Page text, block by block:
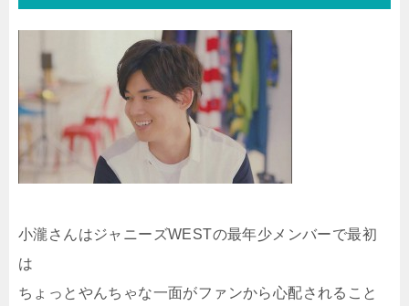
小瀧さんはジャニーズWESTの最年少メンバーで最初
は
ちょっとやんちゃな一面がファンから心配されること